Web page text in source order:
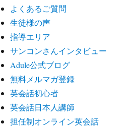
よくあるご質問
生徒様の声
指導エリア
サンコンさんインタビュー
Adule公式ブログ
無料メルマガ登録
英会話初心者
英会話日本人講師
担任制オンライン英会話